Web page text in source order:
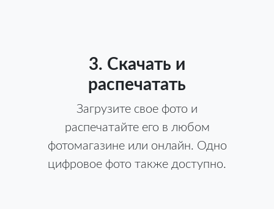
3. Скачать и
распечатать
Загрузите свое фото и
распечатайте его в любом
фотомагазине или онлайн. Одно
цифровое фото также доступно.